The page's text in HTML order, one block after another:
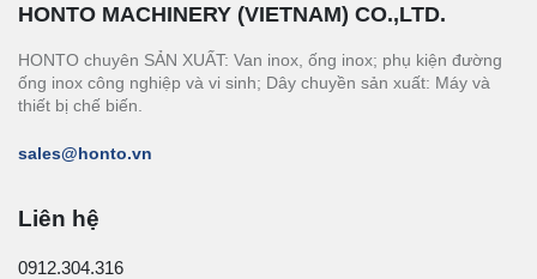
HONTO MACHINERY (VIETNAM) CO.,LTD.
HONTO chuyên SẢN XUẤT: Van inox, ống inox; phụ kiện đường
ống inox công nghiệp và vi sinh; Dây chuyền sản xuất: Máy và
thiết bị chế biến.
sales@honto.vn
Liên hệ
0912.304.316